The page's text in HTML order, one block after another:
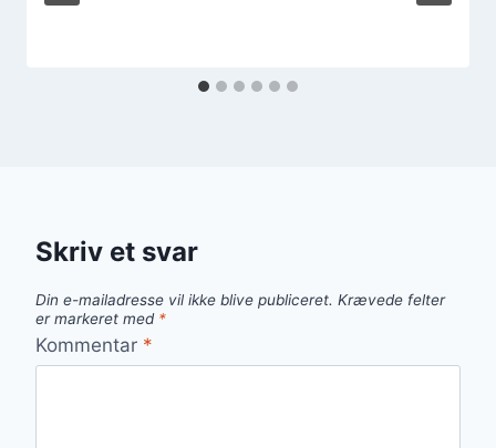
Skriv et svar
Din e-mailadresse vil ikke blive publiceret. Krævede felter
er markeret med *
Kommentar *